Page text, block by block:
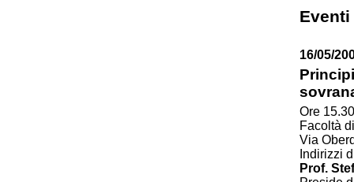
Eventi
16/05/
Ore 15.30
Facoltà
Via
Indirizzi
Prof.